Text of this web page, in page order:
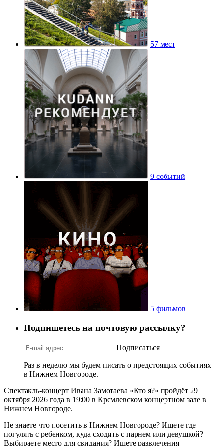
57 мест
9 событий
5 фильмов
Подпишетесь на почтовую рассылку?
Подписаться
Раз в неделю мы будем писать о предстоящих событиях
в Нижнем Новгороде.
Спектакль-концерт Ивана Замотаева «Кто я?» пройдёт 29
октября 2026 года в 19:00 в Кремлевском концертном зале в
Нижнем Новгороде.
Не знаете что посетить в Нижнем Новгороде? Ищете где
погулять с ребенком, куда сходить с парнем или девушкой?
Выбираете место для свидания? Ищете развлечения